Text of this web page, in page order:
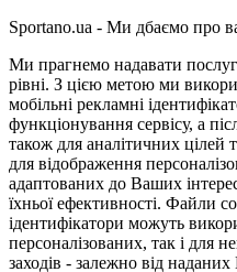
Sportano.ua - Ми дбаємо про
Ми прагнемо надавати
рівні. З цією метою ми
мобільні рекламні
функціонування сервісу, а
також для аналітичних цілей
для відображення
адаптованих до Ваших
їхньої ефективності. Файли
ідентифікатори можуть
персоналізованих, так і для
заходів - залежно від